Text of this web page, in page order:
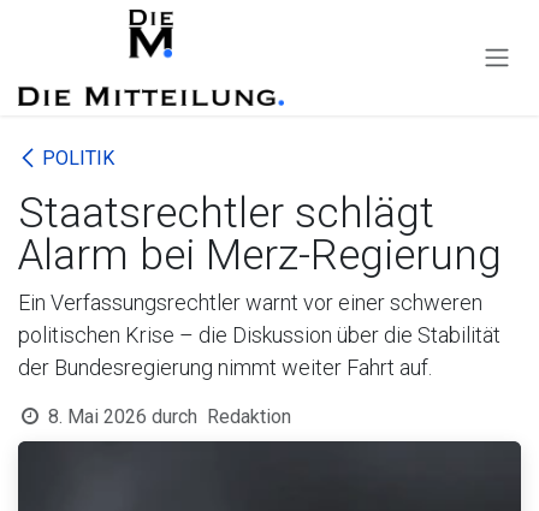
Zum Inhalt springen
POLITIK
Staatsrechtler schlägt
Alarm bei Merz-Regierung
Ein Verfassungsrechtler warnt vor einer schweren
politischen Krise – die Diskussion über die Stabilität
der Bundesregierung nimmt weiter Fahrt auf.
8. Mai 2026 durch Redaktion